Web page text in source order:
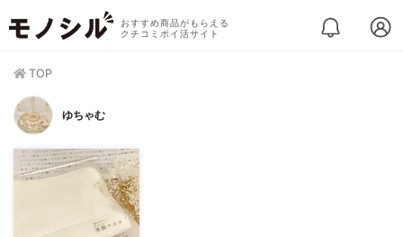
おすすめ商品がもらえる
クチコミポイ活サイト
TOP
ゆちゃむ